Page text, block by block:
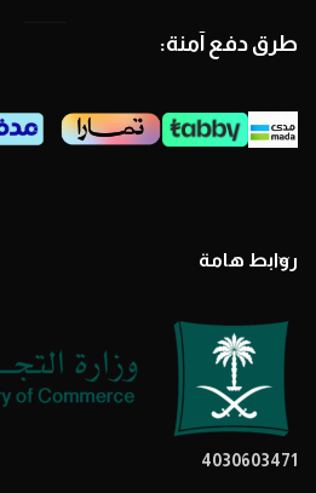
طرق دفع آمنة:
روابط هامة
4030603471